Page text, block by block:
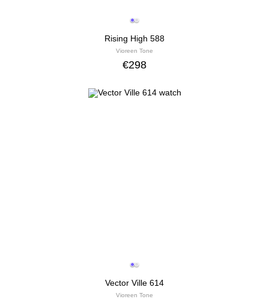
Rising High 588
Vioreen Tone
€298
Vector Ville 614
Vioreen Tone